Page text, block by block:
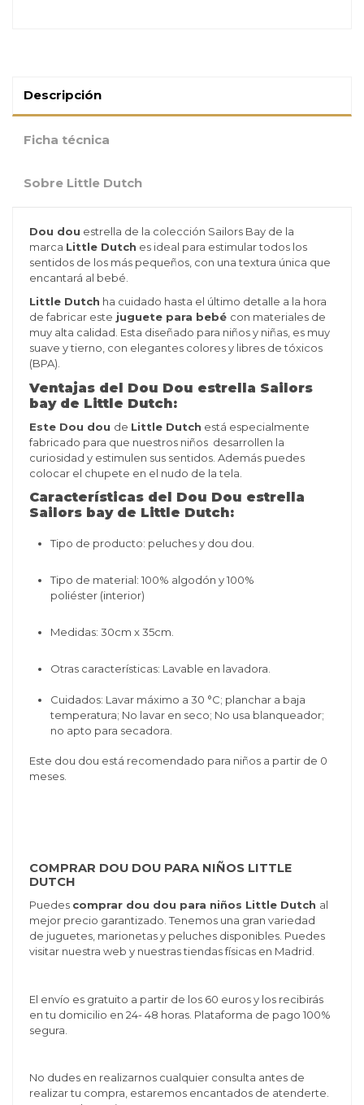
Descripción
Ficha técnica
Sobre Little Dutch
Dou dou estrella de la colección Sailors Bay de la
marca Little Dutch es ideal para estimular todos los
sentidos de los más pequeños, con una textura única que
encantará al bebé.
Little Dutch ha cuidado hasta el último detalle a la hora
de fabricar este juguete para bebé con materiales de
muy alta calidad. Esta diseñado para niños y niñas, es muy
suave y tierno, con elegantes colores y libres de tóxicos
(BPA).
Ventajas del Dou Dou estrella Sailors
bay de Little Dutch:
Este Dou dou de Little Dutch está especialmente
fabricado para que nuestros niños desarrollen la
curiosidad y estimulen sus sentidos. Además puedes
colocar el chupete en el nudo de la tela.
Características del Dou Dou estrella
Sailors bay de Little Dutch:
Tipo de producto: peluches y dou dou.
Tipo de material: 100% algodón y 100%
poliéster (interior)
Medidas: 30cm x 35cm.
Otras características: Lavable en lavadora
Cuidados: Lavar máximo a 30 °C; planchar a baja
temperatura; No lavar en seco; No usa blanqueador;
no apto para secadora.
Este dou dou está recomendado para niños a partir de 0
meses.
COMPRAR DOU DOU PARA NIÑOS LITTLE
DUTCH
Puedes comprar dou dou para niños Little Dutch al
mejor precio garantizado. Tenemos una gran variedad
de juguetes, marionetas y peluches disponibles. Puedes
visitar nuestra web y nuestras tiendas físicas en Madrid.
El envío es gratuito a partir de los 60 euros y los recibirás
en tu domicilio en 24- 48 horas. Plataforma de pago 100%
segura.
No dudes en realizarnos cualquier consulta antes de
realizar tu compra, estaremos encantados de atenderte.